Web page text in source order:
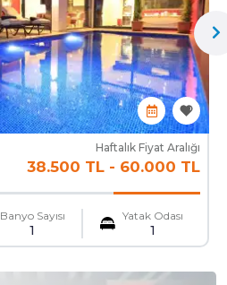
Ekstra Temizlik
Ulaşım Hizmeti
Haftalık Fiyat Aralığı
38.500 TL - 60.000 TL
Banyo Sayısı
1
Yatak Odası
1